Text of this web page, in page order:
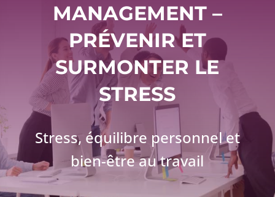
MANAGEMENT –
PRÉVENIR ET
SURMONTER LE
STRESS
Stress, équilibre personnel et
bien-être au travail